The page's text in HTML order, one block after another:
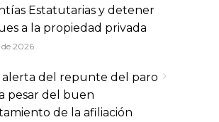
Estatutarias y detener
a la propiedad privada
de 2026
del repunte del paro
pesar del buen
de la afiliación